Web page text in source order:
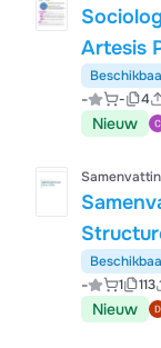
Artesis
- - 4
Nieuw
- 1 113
Nieuw